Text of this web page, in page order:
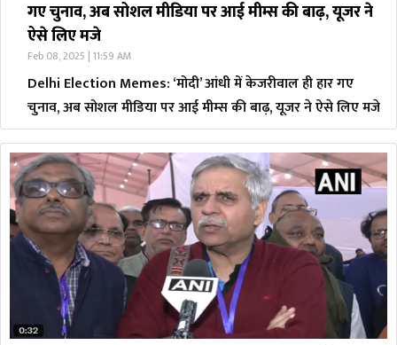
गए चुनाव, अब सोशल मीडिया पर आई मीम्स की बाढ़, यूजर ने
ऐसे लिए मजे
Feb 08, 2025 | 11:59 AM
Delhi Election Memes: ‘मोदी’ आंधी में केजरीवाल ही हार गए
चुनाव, अब सोशल मीडिया पर आई मीम्स की बाढ़, यूजर ने ऐसे लिए मजे